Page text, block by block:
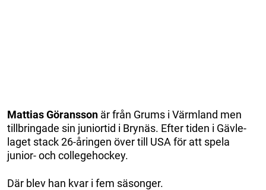
Mattias Göransson är från Grums i Värmland men
tillbringade sin juniortid i Brynäs. Efter tiden i Gävle-
laget stack 26-åringen över till USA för att spela
junior- och collegehockey.
Där blev han kvar i fem säsonger.